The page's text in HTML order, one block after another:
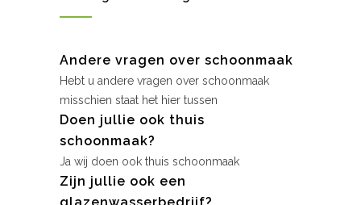
Andere vragen over schoonmaak
Hebt u andere vragen over schoonmaak
misschien staat het hier tussen
Doen jullie ook thuis
schoonmaak?
Ja wij doen ook thuis schoonmaak
Zijn jullie ook een